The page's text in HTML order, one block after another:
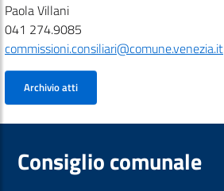
Paola Villani
041 274.9085
commissioni.consiliari@comune.venezia.it
Archivio atti
Consiglio comunale